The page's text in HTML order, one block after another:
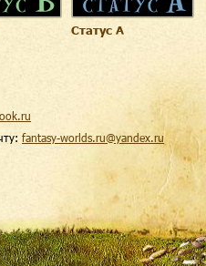
Статус А
fantasy-worlds.ru@yandex.ru